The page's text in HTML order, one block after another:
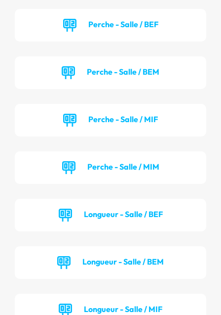
Perche - Salle / BEF
Perche - Salle / BEM
Perche - Salle / MIF
Perche - Salle / MIM
Longueur - Salle / BEF
Longueur - Salle / BEM
Longueur - Salle / MIF